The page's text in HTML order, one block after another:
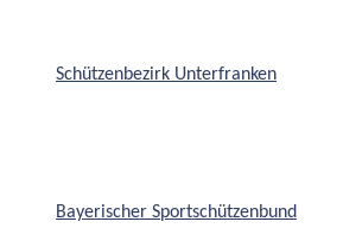
Schützenbezirk Unterfranken
Bayerischer Sportschützenbund